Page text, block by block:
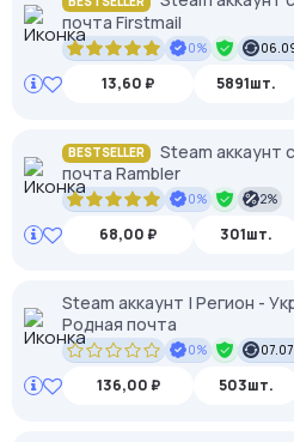
почта Firstmail
0%
13,60 ₽ 5891шт.
BESTSELLER
Steam аккаунт
почта Rambler
0% 2%
68,00 ₽ 301шт.
Steam аккаунт | Регион -
Родная почта
0%
136,00 ₽ 503шт.